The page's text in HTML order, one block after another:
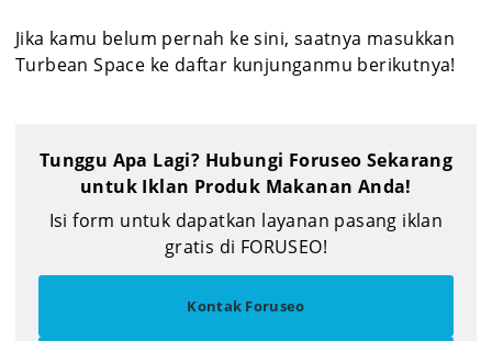
Jika kamu belum pernah ke sini, saatnya masukkan
Turbean Space ke daftar kunjunganmu berikutnya!
Tunggu Apa Lagi? Hubungi Foruseo Sekarang
untuk Iklan Produk Makanan Anda!
Isi form untuk dapatkan layanan pasang iklan
gratis di FORUSEO!
Kontak Foruseo